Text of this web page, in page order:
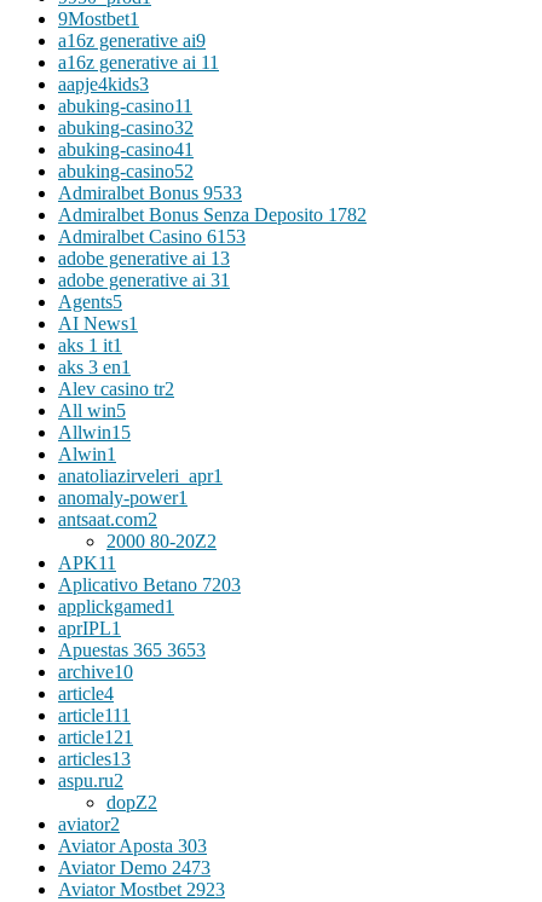
9Mostbet1
a16z generative ai9
a16z generative ai 11
aapje4kids3
abuking-casino11
abuking-casino32
abuking-casino41
abuking-casino52
Admiralbet Bonus 9533
Admiralbet Bonus Senza Deposito 1782
Admiralbet Casino 6153
adobe generative ai 13
adobe generative ai 31
Agents5
AI News1
aks 1 it1
aks 3 en1
Alev casino tr2
All win5
Allwin15
Alwin1
anatoliazirveleri_apr1
anomaly-power1
antsaat.com2
2000 80-20Z2
APK11
Aplicativo Betano 7203
applickgamed1
aprIPL1
Apuestas 365 3653
archive10
article4
article111
article121
articles13
aspu.ru2
dopZ2
aviator2
Aviator Aposta 303
Aviator Demo 2473
Aviator Mostbet 2923